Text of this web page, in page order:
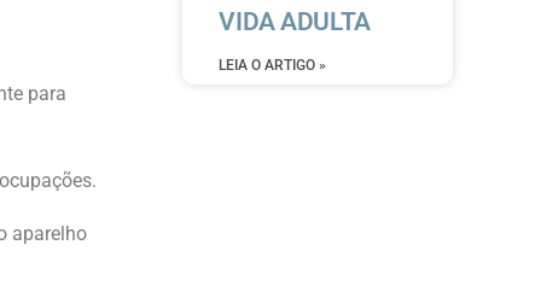
para
aparelho
VIDA ADULTA
LEIA O ARTIGO »